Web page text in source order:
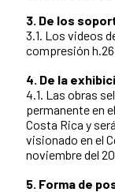
3. De los
3.1. Los videos
compresión
4. De la
4.1. Las obras
permanente en
Costa Rica y
visionado en el
noviembre del
5. Forma de